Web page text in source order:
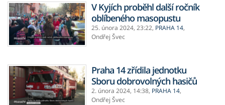
V Kyjích proběhl další ročník
oblíbeného masopustu
25. února 2024, 23:22, PRAHA 14,
Ondřej Švec
Praha 14 zřídila jednotku
Sboru dobrovolných hasičů
2. února 2024, 14:38, PRAHA 14,
Ondřej Švec